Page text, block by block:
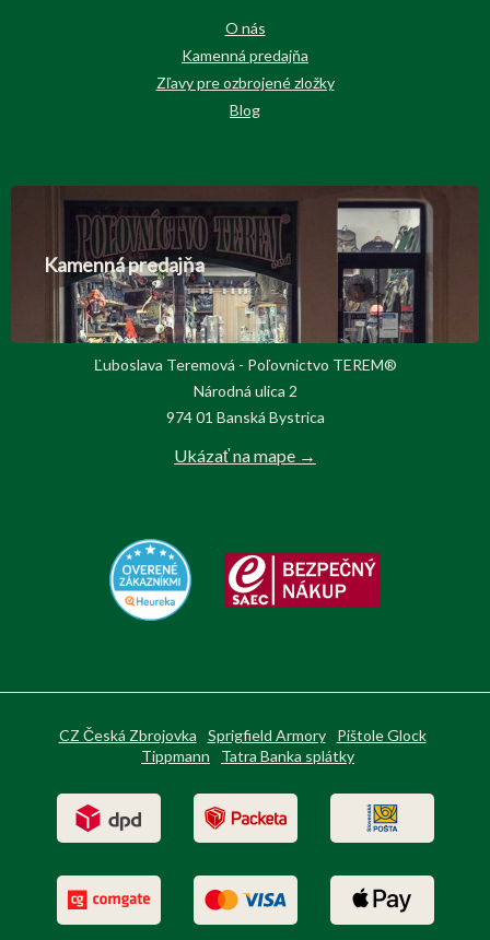
O nás
Kamenná predajňa
Zľavy pre ozbrojené zložky
Blog
Kamenná predajňa
Ľuboslava Teremová - Poľovnictvo TEREM®
Národná ulica 2
974 01 Banská Bystrica
Ukázať na mape →
CZ Česká Zbrojovka Sprigfield Armory
Pištole Glock
Tippmann
Tatra Banka splátky